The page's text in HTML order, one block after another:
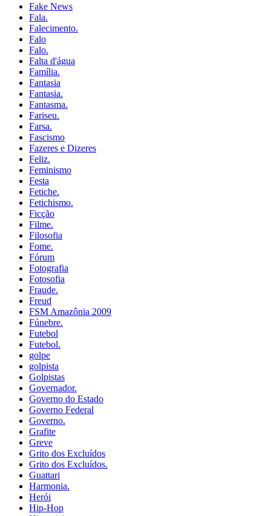
Fake News
Fala.
Falecimento.
Falo
Falo.
Falta d'água
Família.
Fantasia
Fantasia.
Fantasma.
Fariseu.
Farsa.
Fascismo
Fazeres e Dizeres
Feliz.
Feminismo
Festa
Fetiche.
Fetichismo.
Ficção
Filme.
Filosofia
Fome.
Fórum
Fotografia
Fotosofia
Fraude.
Freud
FSM Amazônia 2009
Fúnebre.
Futebol
Futebol.
golpe
golpista
Golpistas
Governador.
Governo do Estado
Governo Federal
Governo.
Grafite
Greve
Grito dos Excluídos
Grito dos Excluídos.
Guattari
Harmonia.
Herói
Hip-Hop